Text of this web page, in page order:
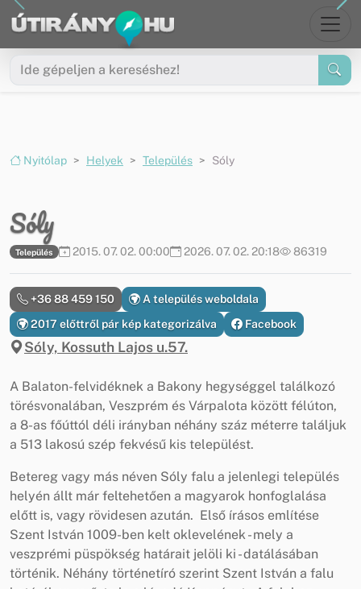
Ugrás a menüre
Ugrás a tartalomra
Nyitólap Helyek Település Sóly
Sóly
Település 2015. 07. 02. 00:00 2026. 07. 02. 20:18 86319
Sóly, Kossuth Lajos u.57.
+36 88 459 150
A település weboldala
2017 előttről pár kép kategorizálva
Facebook
A Balaton-felvidéknek a Bakony hegységgel találkozó
törésvonalában, Veszprém és Várpalota között félúton,
a 8-as főúttól déli irányban néhány száz méterre találjuk
a 513 lakosú szép fekvésű kis települést.
Betereg vagy más néven Sóly falu a jelenlegi település
helyén állt már feltehetően a magyarok honfoglalása
előtt is, vagy rövidesen azután. Első írásos említése
Szent István 1009-ben kelt oklevelének - mely a
veszprémi püspökség határait jelöli ki - datálásában
történik. Néhány történetíró szerint Szent István a falu